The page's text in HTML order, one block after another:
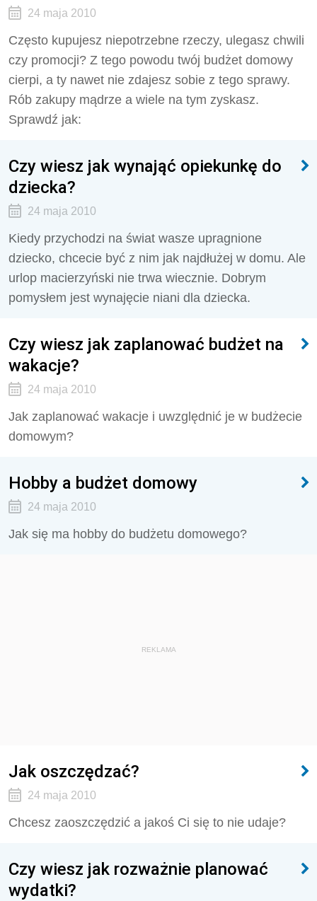
24 maja 2010
Często kupujesz niepotrzebne rzeczy, ulegasz chwili
czy promocji? Z tego powodu twój budżet domowy
cierpi, a ty nawet nie zdajesz sobie z tego sprawy.
Rób zakupy mądrze a wiele na tym zyskasz.
Sprawdź jak:
Czy wiesz jak wynająć opiekunkę do
dziecka?
24 maja 2010
Kiedy przychodzi na świat wasze upragnione
dziecko, chcecie być z nim jak najdłużej w domu. Ale
urlop macierzyński nie trwa wiecznie. Dobrym
pomysłem jest wynajęcie niani dla dziecka.
Czy wiesz jak zaplanować budżet na
wakacje?
24 maja 2010
Jak zaplanować wakacje i uwzględnić je w budżecie
domowym?
Hobby a budżet domowy
24 maja 2010
Jak się ma hobby do budżetu domowego?
REKLAMA
Jak oszczędzać?
24 maja 2010
Chcesz zaoszczędzić a jakoś Ci się to nie udaje?
Czy wiesz jak rozważnie planować
wydatki?